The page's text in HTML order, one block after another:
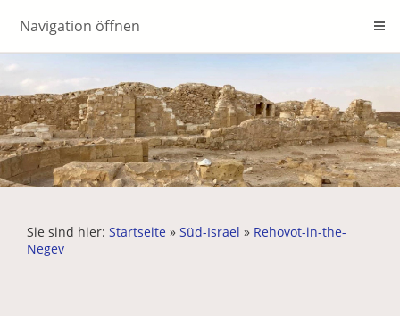
Navigation öffnen
Sie sind hier: Startseite » Süd-Israel » Rehovot-in-the-
Negev